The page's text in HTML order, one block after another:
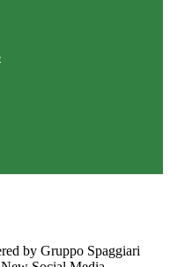
by Gruppo Spaggiari